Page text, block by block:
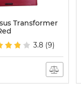
Transformer
3.8 (9)